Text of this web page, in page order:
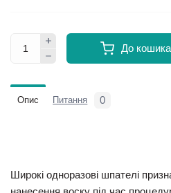
До кошика
Опис Питання 0
Широкі одноразові шпателі